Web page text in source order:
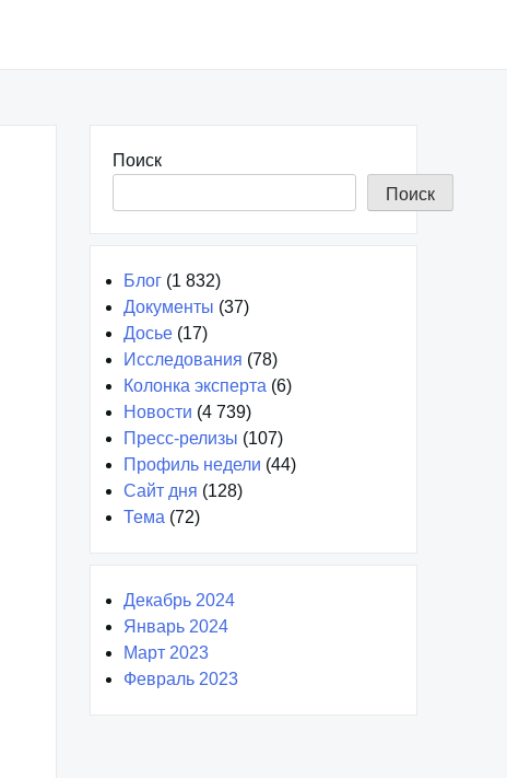
Поиск
Поиск
Блог (1 832)
Документы (37)
Досье (17)
Исследования (78)
Колонка эксперта (6)
Новости (4 739)
Пресс-релизы (107)
Профиль недели (44)
Сайт дня (128)
Тема (72)
Декабрь 2024
Январь 2024
Март 2023
Февраль 2023